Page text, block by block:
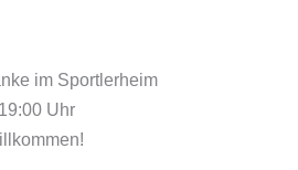
im Sportlerheim
Uhr